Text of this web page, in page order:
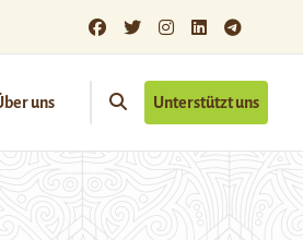
uns Unterstützt uns